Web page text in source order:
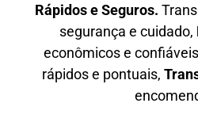
Rápidos e Seguros.
segurança e cuidado,
econômicos e
rápidos e pontuais,